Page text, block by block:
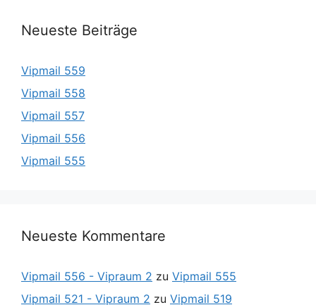
Neueste Beiträge
Vipmail 559
Vipmail 558
Vipmail 557
Vipmail 556
Vipmail 555
Neueste Kommentare
Vipmail 556 - Vipraum 2 zu Vipmail 555
Vipmail 521 - Vipraum 2 zu Vipmail 519